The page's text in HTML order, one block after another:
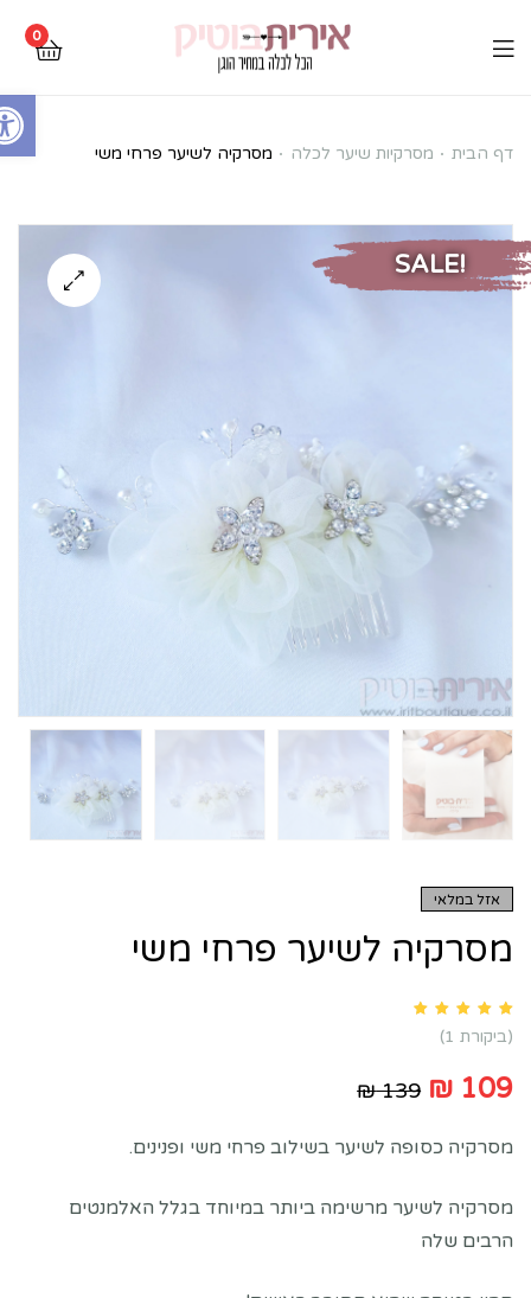
Open toolbar
0
מסרקיה
פרחי
משי
דף הבית מסרקיות שיער לכלה מסרקיה לשיער פרחי משי
SALE!
אזל במלאי
מסרקיה לשיער פרחי משי
1
customer rating
(ביקורת 1
)
₪139 ₪ 109
מסרקיה כסופה לשיער בשילוב פרחי משי ופנינים.
מסרקיה לשיער מרשימה ביותר במיוחד בגלל האלמנטים
הרבים שלה